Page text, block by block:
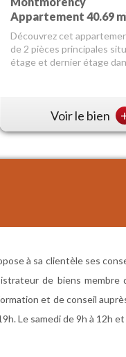
Appartement 40.69
Découvrez cet
de 2 pièces principales
étage et dernier étage
Voir le bien
Maison 87 m²
Au calme et à quelques
les commodités, église,
ville et marché. Mais...
Voir le bien
à sa clientèle ses
de biens
et de conseil
Le samedi de 9h à 12h